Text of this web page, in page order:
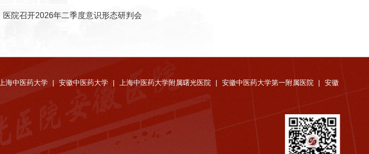
医院召开2026年二季度意识形态研判会
上海中医药大学 | 安徽中医药大学 | 上海中医药大学附属曙光医院 | 安徽中医药大学第一附属医院 |
安徽